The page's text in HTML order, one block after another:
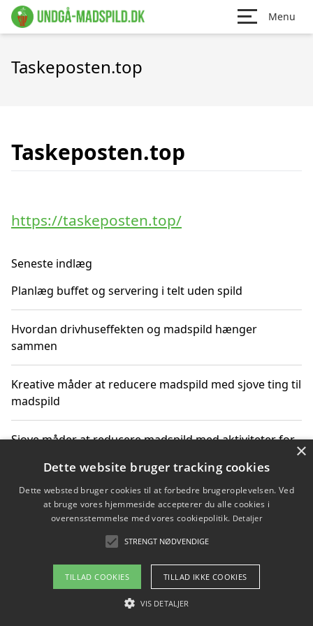
Menu
Taskeposten.top
Taskeposten.top
https://taskeposten.top/
Seneste indlæg
Planlæg buffet og servering i telt uden spild
Hvordan drivhuseffekten og madspild hænger
sammen
Kreative måder at reducere madspild med sjove ting til
madspild
Sjove måder at reducere madspild med aktiviteter for
Hvor finder jeg nemme måltidskasser i Vejle
Om / kontakt
Blog Betingelser
×
Dette website bruger tracking cookies
Dette websted bruger cookies til at forbedre brugeroplevelsen. Ved
at bruge vores hjemmeside accepterer du alle cookies i
overensstemmelse med vores cookiepolitik. Detaljer
STRENGT NØDVENDIGE
TILLAD COOKIES TILLAD IKKE COOKIES
VIS DETALJER